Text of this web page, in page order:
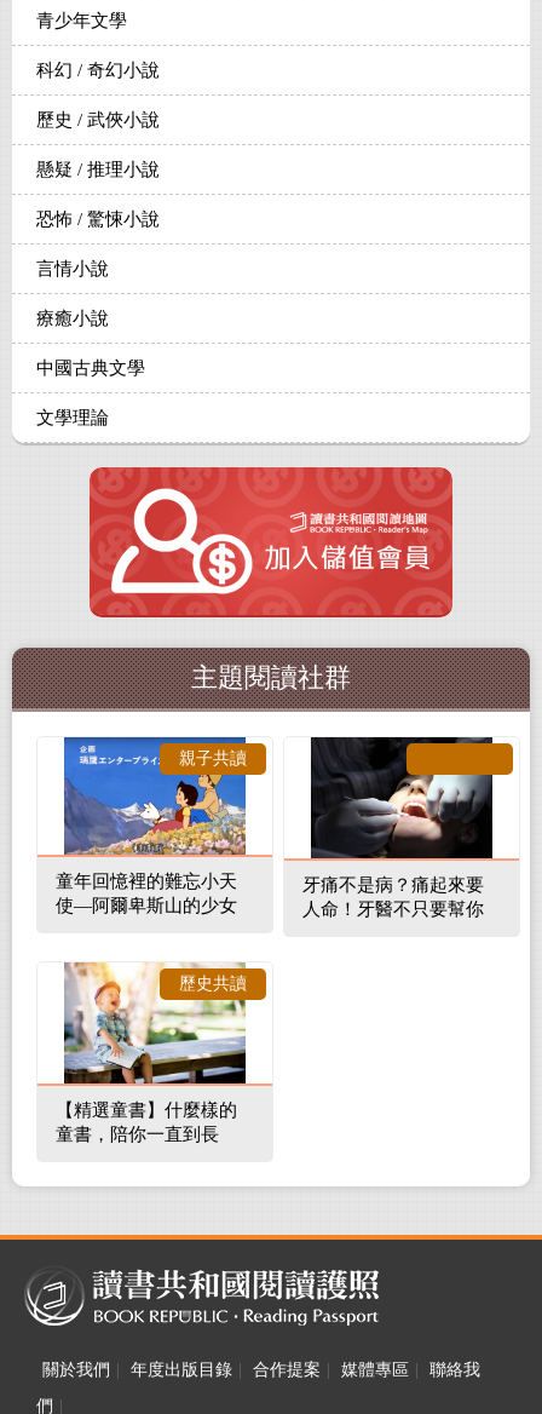
青少年文學
科幻 / 奇幻小說
歷史 / 武俠小說
懸疑 / 推理小說
恐怖 / 驚悚小說
言情小說
療癒小說
中國古典文學
文學理論
主題閱讀社群
童年回憶裡的難忘小天
使—阿爾卑斯山的少女
親子共讀
牙痛不是病？痛起來要
人命！牙醫不只要幫你
【精選童書】什麼樣的
童書，陪你一直到長
歷史共讀
關於我們 年度出版目錄 合作提案 媒體專區
聯絡我
們